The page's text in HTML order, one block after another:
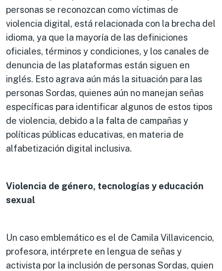
personas se reconozcan como víctimas de
violencia digital, está relacionada con la brecha del
idioma, ya que la mayoría de las definiciones
oficiales, términos y condiciones, y los canales de
denuncia de las plataformas están siguen en
inglés. Esto agrava aún más la situación para las
personas Sordas, quienes aún no manejan señas
específicas para identificar algunos de estos tipos
de violencia, debido a la falta de campañas y
políticas públicas educativas, en materia de
alfabetización digital inclusiva.
Violencia de género, tecnologías y educación
sexual
Un caso emblemático es el de Camila Villavicencio,
profesora, intérprete en lengua de señas y
activista por la inclusión de personas Sordas, quien